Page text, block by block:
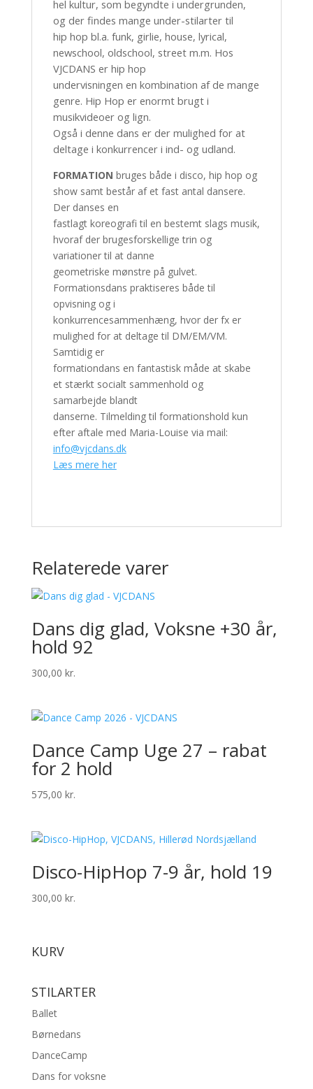
hel kultur, som begyndte i undergrunden,
og der findes mange under-stilarter til
hip hop bl.a. funk, girlie, house, lyrical,
newschool, oldschool, street m.m. Hos
VJCDANS er hip hop
undervisningen en kombination af de mange
genre. Hip Hop er enormt brugt i
musikvideoer og lign.
Også i denne dans er der mulighed for at
deltage i konkurrencer i ind- og udland.
FORMATION bruges både i disco, hip hop og
show samt består af et fast antal dansere.
Der danses en
fastlagt koreografi til en bestemt slags musik,
hvoraf der brugesforskellige trin og
variationer til at danne
geometriske mønstre på gulvet.
Formationsdans praktiseres både til
opvisning og i
konkurrencesammenhæng, hvor der fx er
mulighed for at deltage til DM/EM/VM.
Samtidig er
formationdans en fantastisk måde at skabe
et stærkt socialt sammenhold og
samarbejde blandt
danserne. Tilmelding til formationshold kun
efter aftale med Maria-Louise via mail:
info@vjcdans.dk
Læs mere her
Relaterede varer
Dans dig glad, Voksne +30 år,
hold 92
300,00 kr.
Dance Camp Uge 27 – rabat
for 2 hold
575,00 kr.
Disco-HipHop 7-9 år, hold 19
300,00 kr.
KURV
STILARTER
Ballet
Børnedans
DanceCamp
Dans for voksne